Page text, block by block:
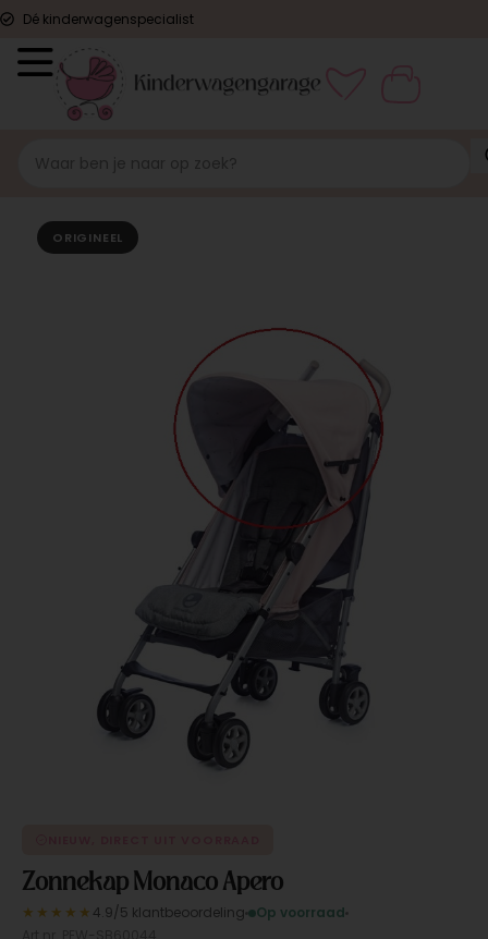
Dé kinderwagenspecialist
ORIGINEEL
Zonnekap Monaco Apero
★★★★★ 4.9/5 klantbeoordeling
Op voorraad